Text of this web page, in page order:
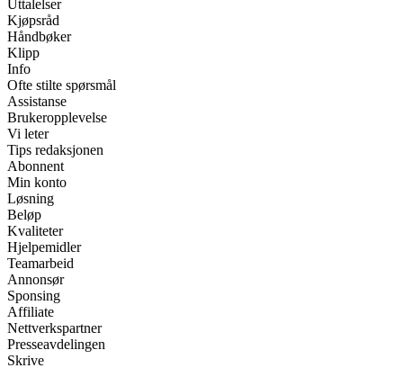
Uttalelser
Kjøpsråd
Håndbøker
Klipp
Info
Ofte stilte spørsmål
Assistanse
Brukeropplevelse
Vi leter
Tips redaksjonen
Abonnent
Min konto
Løsning
Beløp
Kvaliteter
Hjelpemidler
Teamarbeid
Annonsør
Sponsing
Affiliate
Nettverkspartner
Presseavdelingen
Skrive